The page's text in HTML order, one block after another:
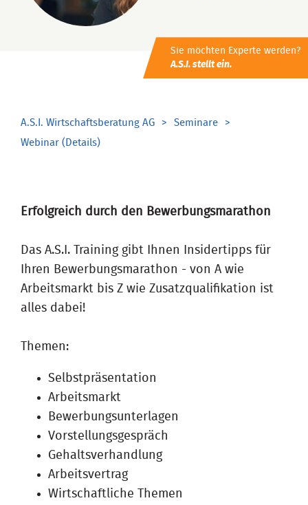
Sie möchten Experte werden?
A.S.I. stellt ein.
A.S.I. Wirtschaftsberatung AG
Seminare
Webinar (Details)
Erfolgreich durch den Bewerbungsmarathon
Das A.S.I. Training gibt Ihnen Insidertipps für
Ihren Bewerbungsmarathon - von A wie
Arbeitsmarkt bis Z wie Zusatzqualifikation ist
alles dabei!
Themen:
Selbstpräsentation
Arbeitsmarkt
Bewerbungsunterlagen
Vorstellungsgespräch
Gehaltsverhandlung
Arbeitsvertrag
Wirtschaftliche Themen